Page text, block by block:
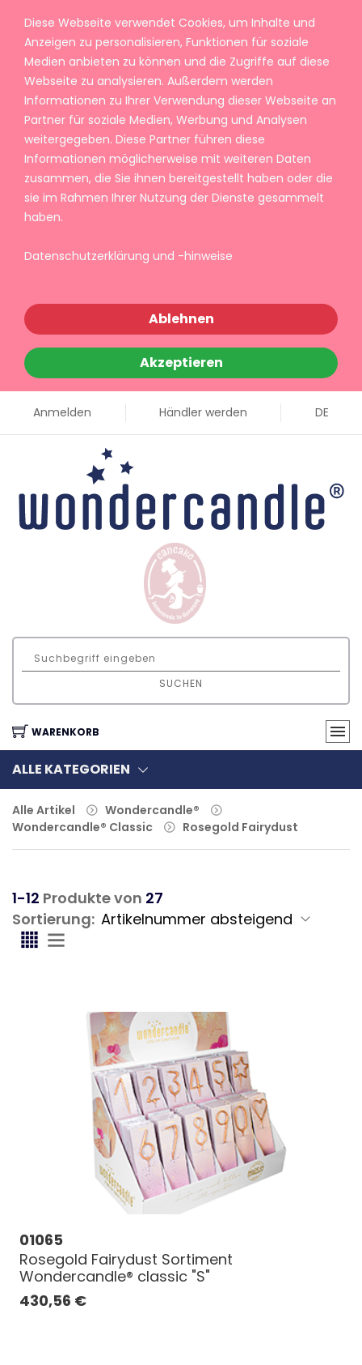
Diese Webseite verwendet Cookies, um Inhalte und
Anzeigen zu personalisieren, Funktionen für soziale
Medien anbieten zu können und die Zugriffe auf diese
Webseite zu analysieren. Außerdem werden
Informationen zu Ihrer Verwendung dieser Webseite an
Partner für soziale Medien, Werbung und Analysen
weitergegeben. Diese Partner führen diese
Informationen möglicherweise mit weiteren Daten
zusammen, die Sie ihnen bereitgestellt haben oder die
sie im Rahmen Ihrer Nutzung der Dienste gesammelt
haben.
Datenschutzerklärung und -hinweise
Ablehnen
Akzeptieren
Anmelden Händler werden DE
SUCHEN
WARENKORB
ALLE KATEGORIEN
Alle Artikel
Wondercandle®
Wondercandle® Classic
Rosegold Fairydust
1-12 Produkte von 27
Sortierung:
01065
Rosegold Fairydust Sortiment
Wondercandle® classic "S"
430,56 €